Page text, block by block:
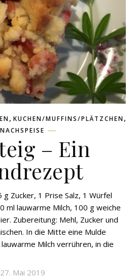
, KUCHEN/MUFFINS/PLÄTZCHEN,
NACHSPEISE
– Ein
Zucker, 1 Prise Salz, 1 Würfel
ml lauwarme Milch, 100 g weiche
Zubereitung: Mehl, Zucker und
In die Mitte eine Mulde
Milch verrühren, in die
27. Mai 2019